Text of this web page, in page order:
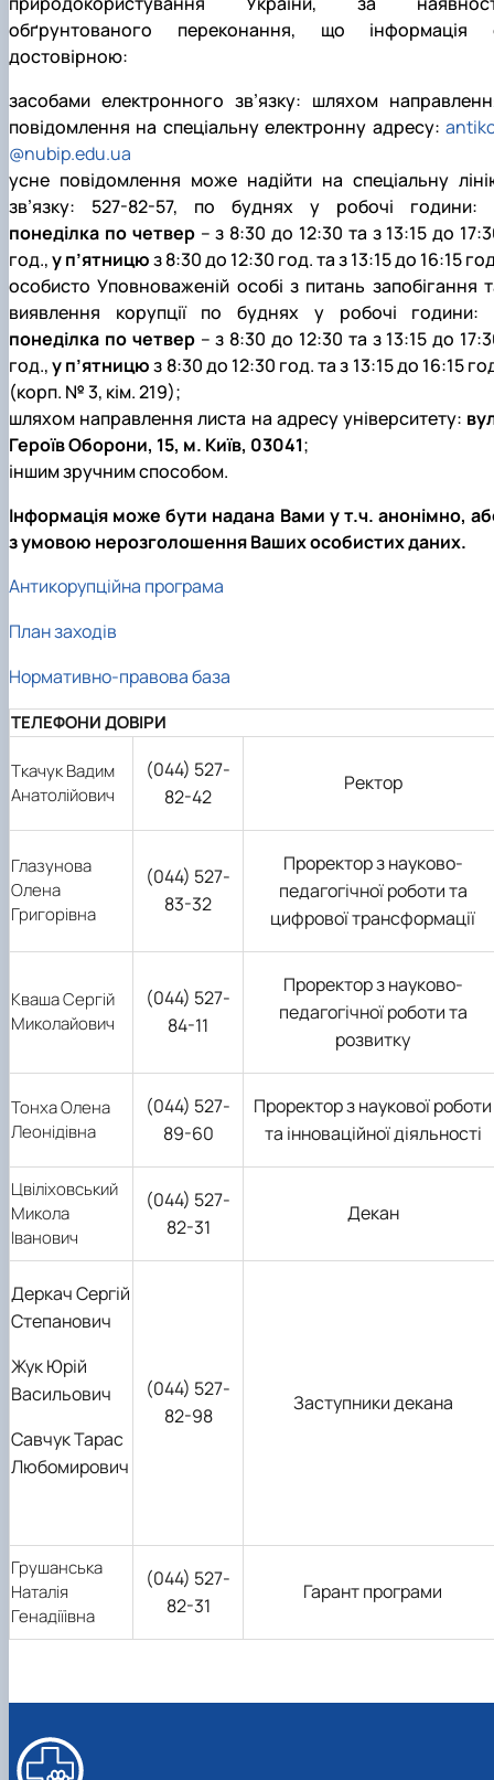
НОВИНИ
факультетом ветеринарної медицини …
Скринька довіри
Вступ 2022 рік
Вступ 2021 рік
Вступ 2018 рік
обґрунтованого переконання, що інформація
достовірною:
засобами електронного зв’язку: шляхом
повідомлення на спеціальну електронну адресу:
@nubip.edu.ua
усне повідомлення може надійти на спеціальну
зв’язку: 527-82-57, по буднях у робочі години:
понеділка по четвер – з 8:30 до 12:30 та з 13:15 до
год.,у п’ятницюз 8:30 до 12:30 год. та з 13:15 до 16:15
особисто Уповноваженій особі з питань запобігання
виявлення корупції по буднях у робочі години:
понеділка по четвер– з 8:30 до 12:30 та з 13:15 до
год.,у п’ятницюз 8:30 до 12:30 год. та з 13:15 до 16:15
(корп. № 3, кім. 219);
шляхом направлення листа на адресу університету:
Героїв Оборони, 15, м. Київ, 03041;
іншим зручним способом.
Інформація може бути надана Вами у т.ч. анонімно,
з умовою нерозголошення Ваших особистих даних.
Антикорупційна програма
План заходів
Нормативно-правова база
ТЕЛЕФОНИ ДОВІРИ
Ткачук Вадим
Анатолійович
(044) 527-
82-42
Ректор
Глазунова
Олена
Григорівна
(044) 527-
83-32
Проректор з науково-
педагогічної роботи та
цифрової трансформації
Кваша Сергій
Миколайович
(044) 527-
84-11
Проректор з науково-
педагогічної роботи та
розвитку
Тонха Олена
Леонідівна
(044) 527-
89-60
Проректор з наукової роботи
та інноваційної діяльності
Цвіліховський
Микола
Іванович
(044) 527-
82-31
Декан
Деркач Сергій
Степанович
Жук Юрій
Васильович
Савчук Тарас
Любомирович
(044) 527-
82-98
Заступники декана
Грушанська
Наталія
Генадіїівна
(044) 527-
82-31
Гарант програми